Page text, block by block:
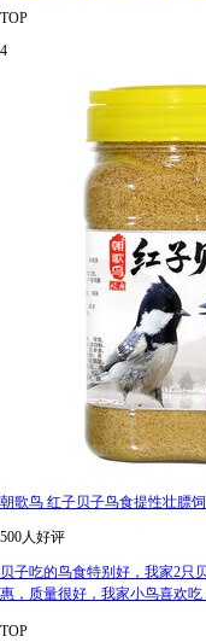
TOP
4
朝歌鸟 红子贝子鸟食提性壮膘
500人好评
贝子吃的鸟食特别好，我家2只
惠，质量很好，我家小鸟喜欢
TOP